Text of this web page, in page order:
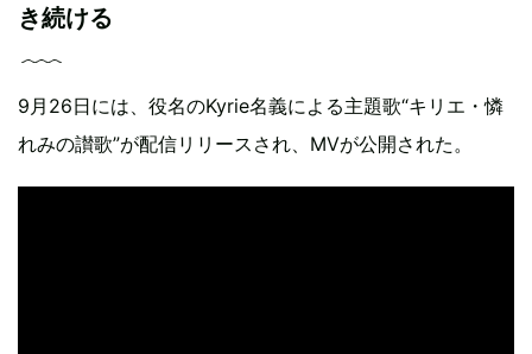
き続ける
9月26日には、役名のKyrie名義による主題歌“キリエ・憐
れみの讃歌”が配信リリースされ、MVが公開された。